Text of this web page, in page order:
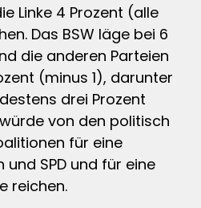
Linke 4 Prozent (alle
Das BSW läge bei 6
die anderen Parteien
(minus 1), darunter
drei Prozent
von den politisch
für eine
und SPD und für eine
reichen.